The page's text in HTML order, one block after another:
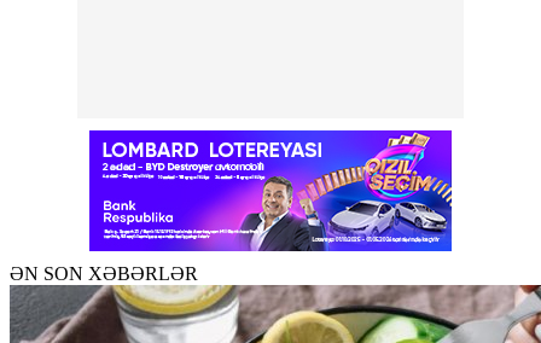
ƏN SON XƏBƏRLƏR